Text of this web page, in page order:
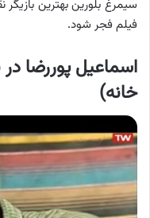
سیمرغ بلورین بهترین
فیلم فجر شود.
اسماعیل پوررضا
خانه)